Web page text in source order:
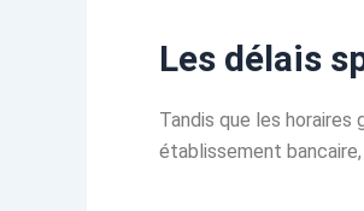
Les délais
Tandis que les
établissement